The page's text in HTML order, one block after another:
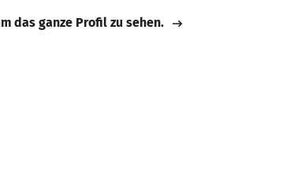
das ganze Profil zu sehen.